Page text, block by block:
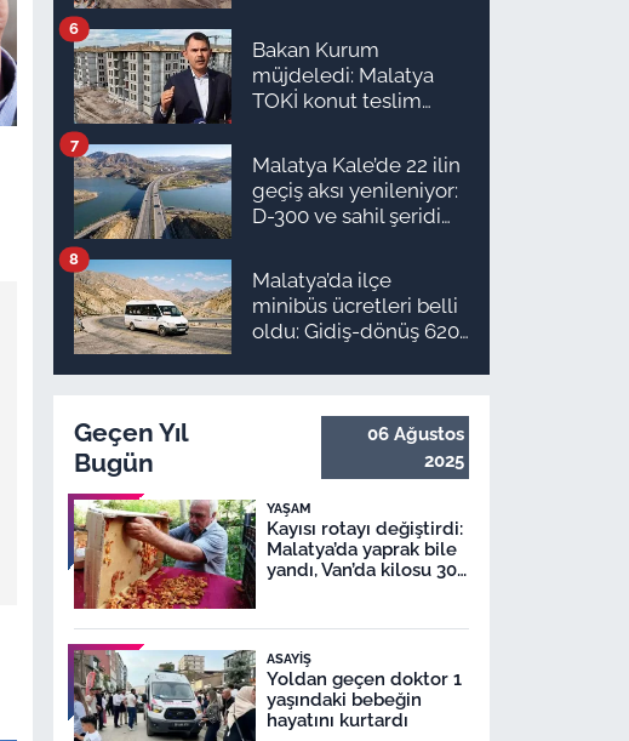
Bakan Kurum
müjdeledi: Malatya
TOKİ konut teslim
ilçe ilçe teslimat
takvimi ve ödeme
planı
6
Malatya Kale’de 22 ilin
geçiş aksı yenileniyor:
D-300 ve sahil şeridi
7
Malatya’da ilçe
minibüs ücretleri belli
oldu: Gidiş-dönüş 620
8
Geçen Yıl
Bugün
06 Ağustos
2025
YAŞAM
Kayısı rotayı değiştirdi:
Malatya’da yaprak bile
yandı, Van’da kilosu 300
ASAYIŞ
Yoldan geçen doktor 1
yaşındaki bebeğin
hayatını kurtardı